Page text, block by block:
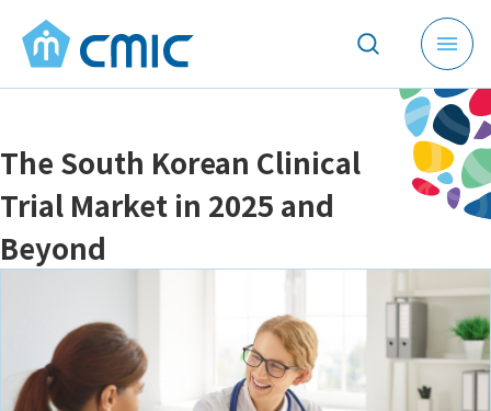
メ
ニ
ュ
ー
を
開
く
The South Korean Clinical
Trial Market in 2025 and
Beyond